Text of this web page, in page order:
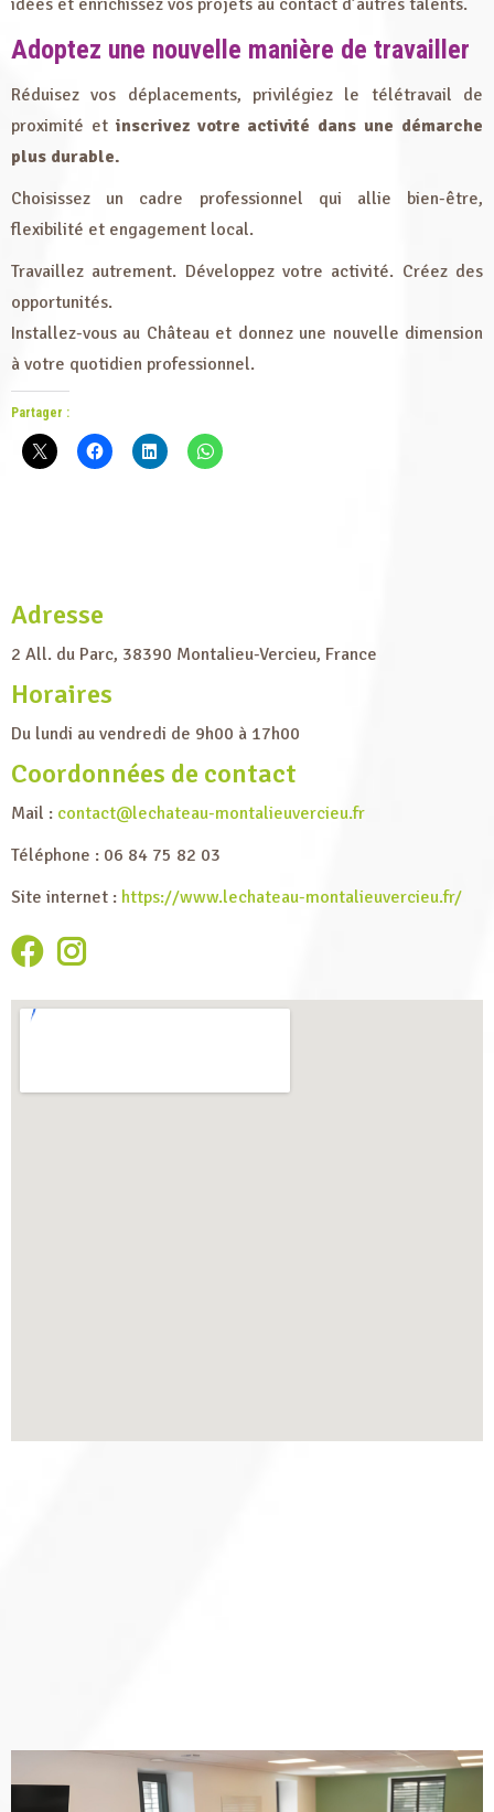
idées et enrichissez vos projets au contact d’autres talents.
Adoptez une nouvelle manière de travailler
Réduisez vos déplacements, privilégiez le télétravail de
proximité etinscrivez votre activité dans une démarche
plus durable.
Choisissez un cadre professionnel qui allie bien-être,
flexibilité et engagement local.
Travaillez autrement. Développez votre activité. Créez des
opportunités.
Installez-vous au Château et donnez une nouvelle dimension
à votre quotidien professionnel.
Partager :
Adresse
2 All. du Parc, 38390 Montalieu-Vercieu, France
Horaires
Du lundi au vendredi de 9h00 à 17h00
Coordonnées de contact
Mail : contact@lechateau-montalieuvercieu.fr
Téléphone : 06 84 75 82 03
Site internet : https://www.lechateau-montalieuvercieu.fr/